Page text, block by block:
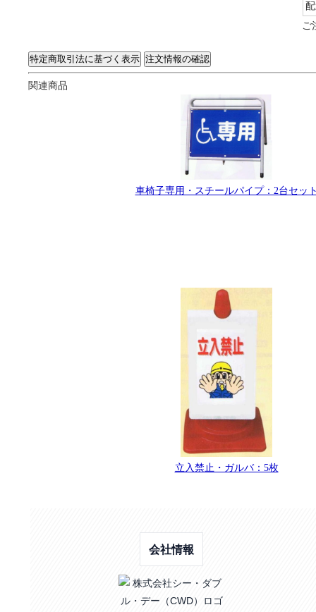
ご
関連商品
車椅子専用・スチールパイプ：2台セッ
立入禁止・ガルバ：5枚
会社情報